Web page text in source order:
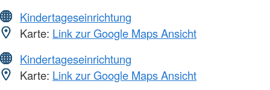
Kindertageseinrichtung
Karte: Link zur Google Maps Ansicht
Kindertageseinrichtung
Karte: Link zur Google Maps Ansicht